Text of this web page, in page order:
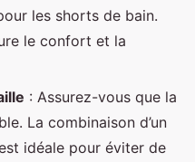
les shorts de bain.
le confort et la
: Assurez-vous que la
La combinaison d’un
idéale pour éviter de